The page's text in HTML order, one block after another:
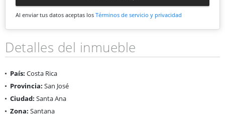
Al enviar tus datos aceptas los Términos de servicio y privacidad
Detalles del inmueble
País: Costa Rica
Provincia: San José
Ciudad: Santa Ana
Zona: Santana